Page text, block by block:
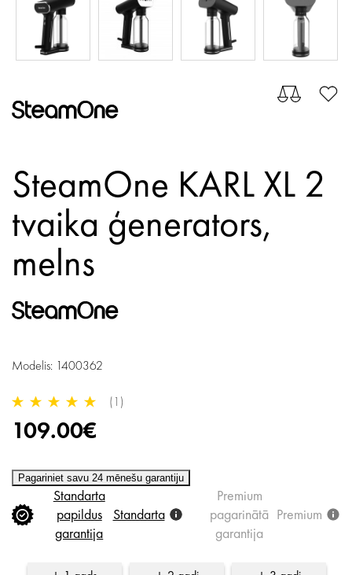
SteamOne KARL XL 2
tvaika ģenerators,
melns
Modelis: 1400362
(1)
109.00€
Pagariniet savu 24 mēnešu garantiju
Standarta
papildus
garantija
Standarta
Premium
pagarinātā
garantija
Premium